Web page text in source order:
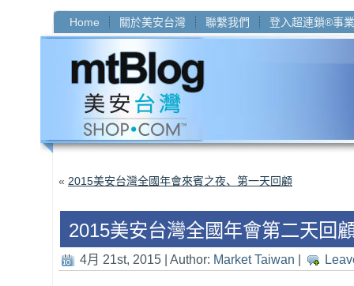
Home 關於美安台灣 聯繫我們 登入超連鎖®事業
« 2015美安台灣全國年會來賓之夜、第一天回顧
2015美安台灣全國年會第二天回
4月 21st, 2015 | Author: Market Taiwan